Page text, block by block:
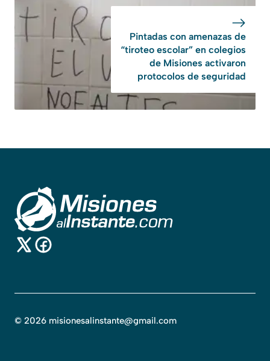
Pintadas con amenazas de
“tiroteo escolar” en colegios
de Misiones activaron
protocolos de seguridad
© 2026 misionesalinstante@gmail.com